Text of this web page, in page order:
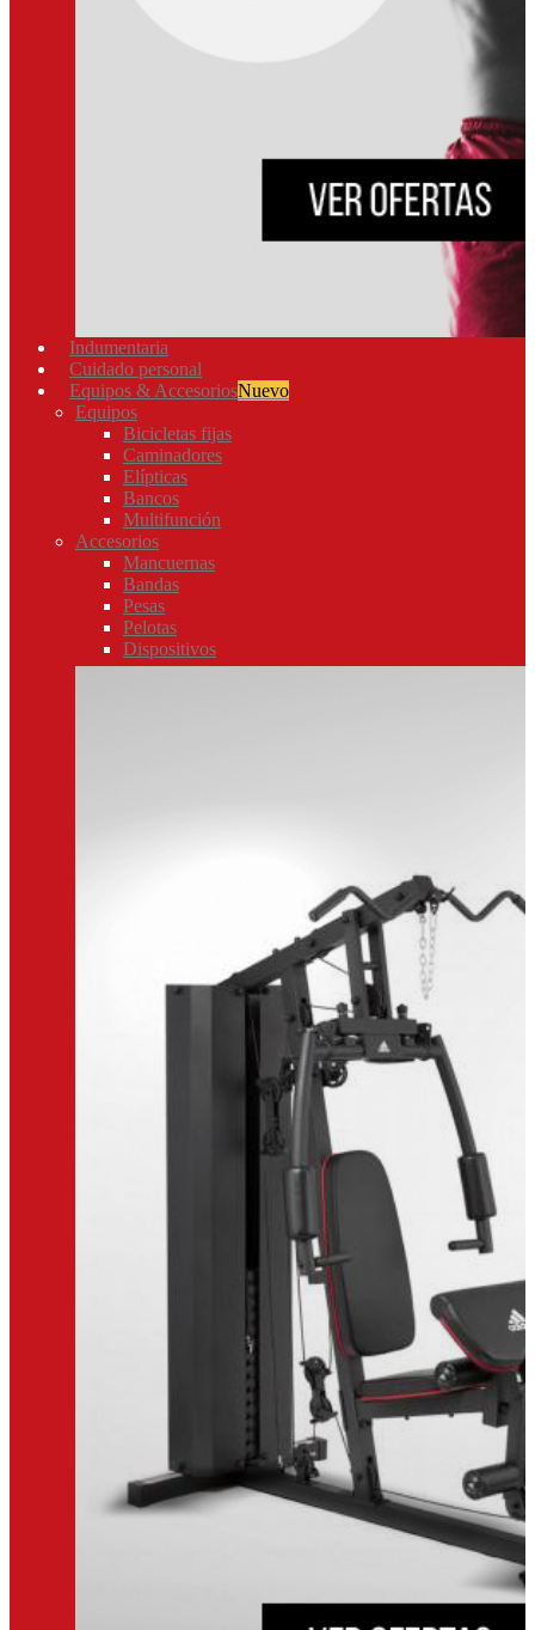
Indumentaria
Cuidado personal
Equipos & AccesoriosNuevo
Equipos
Bicicletas fijas
Caminadores
Elípticas
Bancos
Multifunción
Accesorios
Mancuernas
Bandas
Pesas
Pelotas
Dispositivos